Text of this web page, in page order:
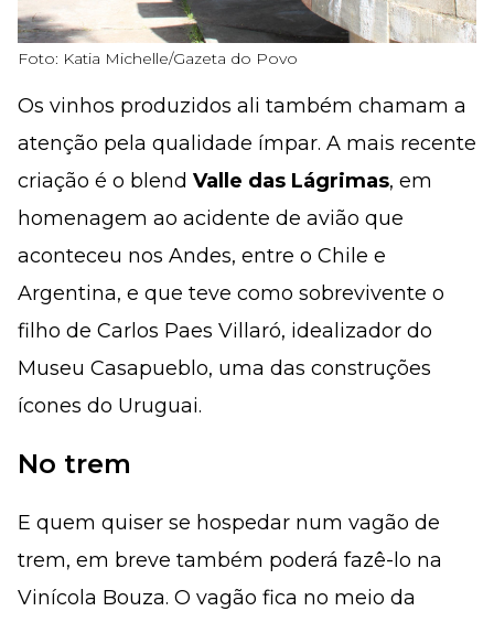
Foto: Katia Michelle/Gazeta do Povo
Os vinhos produzidos ali também chamam a
atenção pela qualidade ímpar. A mais recente
criação é o blend Valle das Lágrimas, em
homenagem ao acidente de avião que
aconteceu nos Andes, entre o Chile e
Argentina, e que teve como sobrevivente o
filho de Carlos Paes Villaró, idealizador do
Museu Casapueblo, uma das construções
ícones do Uruguai.
No trem
E quem quiser se hospedar num vagão de
trem, em breve também poderá fazê-lo na
Vinícola Bouza. O vagão fica no meio da